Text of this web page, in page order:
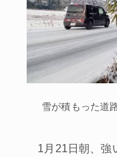
雪が積もった道
1月21日朝、強